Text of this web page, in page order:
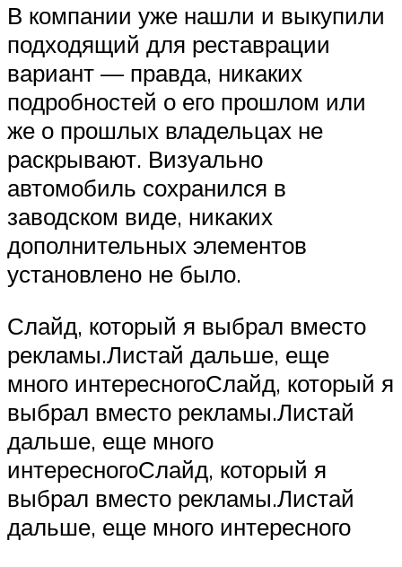
В компании уже нашли и выкупили
подходящий для реставрации
вариант — правда, никаких
подробностей о его прошлом или
же о прошлых владельцах не
раскрывают. Визуально
автомобиль сохранился в
заводском виде, никаких
дополнительных элементов
установлено не было.
Слайд, который я выбрал вместо
рекламы.Листай дальше, еще
много интересногоСлайд, который я
выбрал вместо рекламы.Листай
дальше, еще много
интересногоСлайд, который я
выбрал вместо рекламы.Листай
дальше, еще много интересного